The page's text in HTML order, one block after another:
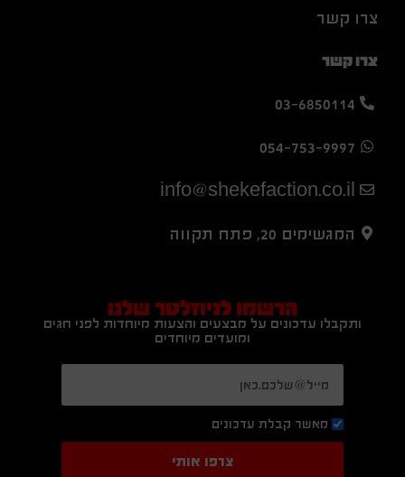
צרו קשר
צרו קשר
03-6850114
054-753-9997
info@shekefaction.co.il
המגשימים 20, פתח תקווה
הרשמו לניוזלטר שלנו
ותקבלו עדכונים על מבצעים והצעות מיוחדות לפני חגים
ומועדים מיוחדים
מאשר קבלת עדכונים
צרפו אותי